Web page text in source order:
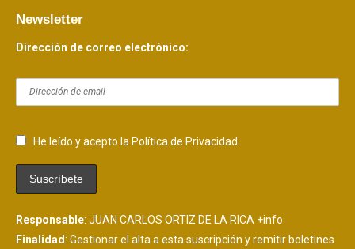
Newsletter
Dirección de correo electrónico:
He leído y acepto la Política de Privacidad
Responsable: JUAN CARLOS ORTIZ DE LA RICA +info
Finalidad: Gestionar el alta a esta suscripción y remitir boletines